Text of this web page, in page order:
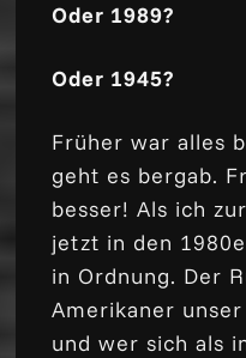
Oder 1989?
Oder 1945?
Früher war alles
geht es bergab.
besser! Als ich
jetzt in den
in Ordnung. Der
Amerikaner
und wer sich als